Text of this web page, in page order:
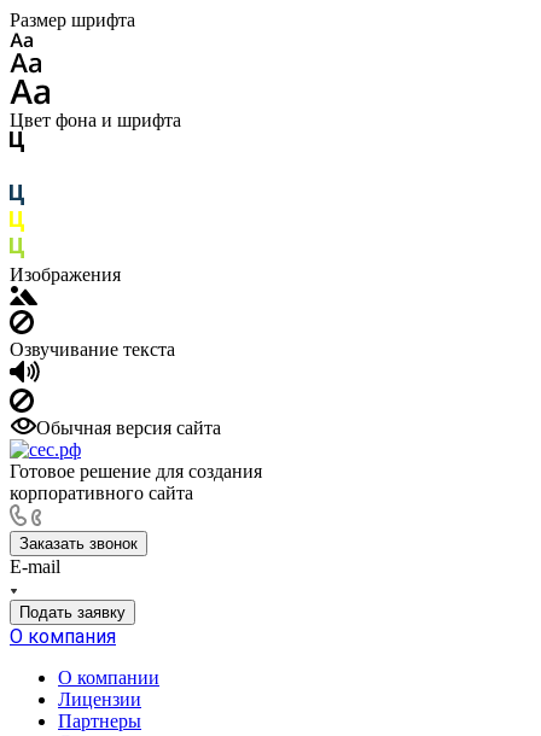
Размер шрифта
Цвет фона и шрифта
Изображения
Озвучивание текста
Обычная версия сайта
Готовое решение для создания
корпоративного сайта
Заказать звонок
E-mail
Подать заявку
О компания
О компании
Лицензии
Партнеры